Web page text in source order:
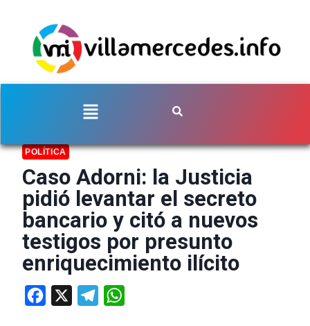
POLÍTICA
Caso Adorni: la Justicia
pidió levantar el secreto
bancario y citó a nuevos
testigos por presunto
enriquecimiento ilícito
Facebook Telegram